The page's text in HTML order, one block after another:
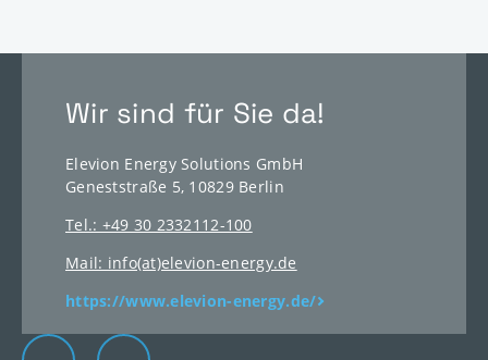
Wir sind für Sie da!
Elevion Energy Solutions GmbH
Geneststraße 5, 10829 Berlin
Tel.: +49 30 2332112-100
Mail: info(at)elevion-energy.de
https://www.elevion-energy.de/